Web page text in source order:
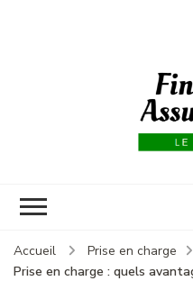
Accueil
Prise en charge
Prise en charge : quels